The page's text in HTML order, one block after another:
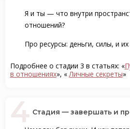
Я и ты — что внутри
отношений?
Про ресурсы: деньги, силы, и
Подробнее о стадии 3 в статьях: «
в отношениях», « Личные секреты»
Стадия — завершать и